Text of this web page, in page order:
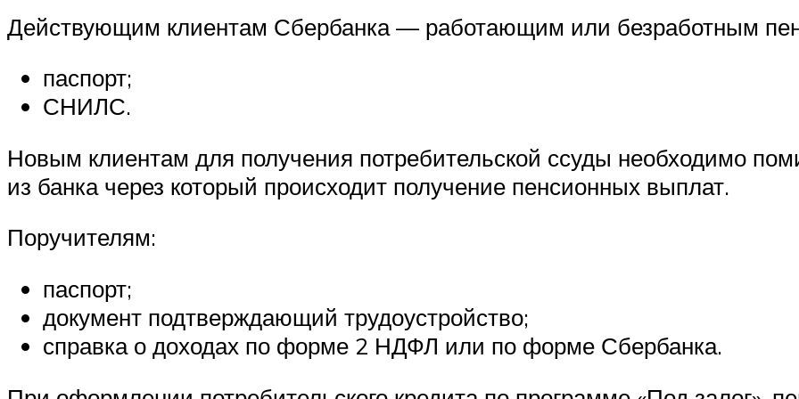
Действующим клиентам Сбербанка — работающим или безработным
паспорт;
СНИЛС.
Новым клиентам для получения потребительской ссуды необходимо
из банка через который происходит получение пенсионных выплат.
Поручителям:
паспорт;
документ подтверждающий трудоустройство;
справка о доходах по форме 2 НДФЛ или по форме Сбербанка.